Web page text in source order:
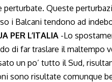
perturbate. Queste
i Balcani tendono ad
PER L’ITALIA -Lo
di far traslare il maltempo
un po’ tutto il Sud,
sono risultate comunque